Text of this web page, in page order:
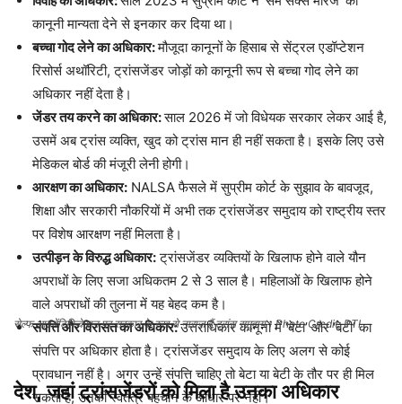
कानूनी मान्यता देने से इनकार कर दिया था।
बच्चा गोद लेने का अधिकार:मौजूदा कानूनों के हिसाब से सेंट्रल एडॉप्टेशन
रिसोर्स अथॉरिटी, ट्रांसजेंडर जोड़ों को कानूनी रूप से बच्चा गोद लेने का
अधिकार नहीं देता है।
जेंडर तय करने का अधिकार:साल 2026 में जो विधेयक सरकार लेकर आई है,
उसमें अब ट्रांस व्यक्ति, खुद को ट्रांस मान ही नहीं सकता है। इसके लिए उसे
मेडिकल बोर्ड की मंजूरी लेनी होगी।
आरक्षण का अधिकार: NALSA फैसले में सुप्रीम कोर्ट के सुझाव के बावजूद,
शिक्षा और सरकारी नौकरियों में अभी तक ट्रांसजेंडर समुदाय को राष्ट्रीय स्तर
पर विशेष आरक्षण नहीं मिलता है।
उत्पीड़न के विरुद्ध अधिकार:ट्रांसजेंडर व्यक्तियों के खिलाफ होने वाले यौन
अपराधों के लिए सजा अधिकतम 2 से 3 साल है। महिलाओं के खिलाफ होने
वाले अपराधों की तुलना में यह बेहद कम है।
संपत्ति और विरासत का अधिकार:उत्तराधिकार कानूनों में ‘बेटा’ और ‘बेटी’ का
संपत्ति पर अधिकार होता है। ट्रांसजेंडर समुदाय के लिए अलग से कोई
प्रावधान नहीं है। अगर उन्हें संपत्ति चाहिए तो बेटा या बेटी के तौर पर ही मिल
सकता है, उनकी स्वतंत्र पहचान के आधार पर नहीं।
सेल्फ आइडेंटिफिकेशन पर सरकार के रुख से नाराज हैं ट्रांस समुदाय। Photo Credit: PTI
देश, जहां ट्रांसजेंडरों को मिला है उनका अधिकार